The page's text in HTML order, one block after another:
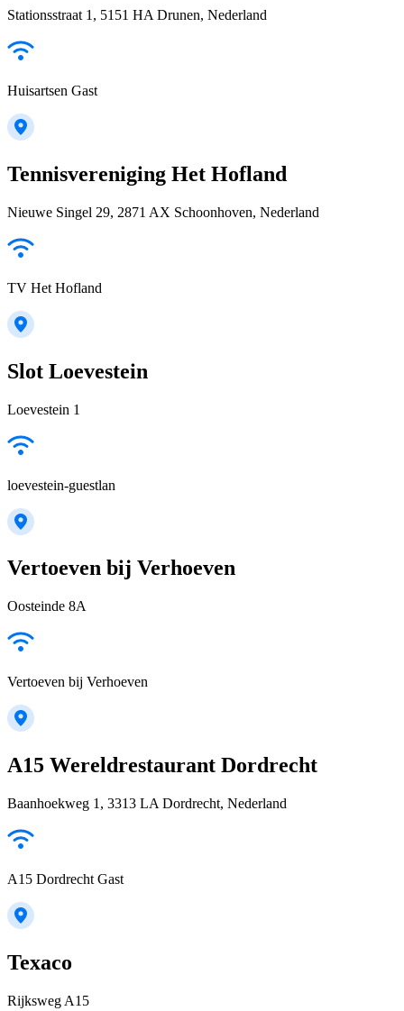
Stationsstraat 1, 5151 HA Drunen, Nederland
Huisartsen Gast
Tennisvereniging Het Hofland
Nieuwe Singel 29, 2871 AX Schoonhoven, Nederland
TV Het Hofland
Slot Loevestein
Loevestein 1
loevestein-guestlan
Vertoeven bij Verhoeven
Oosteinde 8A
Vertoeven bij Verhoeven
A15 Wereldrestaurant Dordrecht
Baanhoekweg 1, 3313 LA Dordrecht, Nederland
A15 Dordrecht Gast
Texaco
Rijksweg A15